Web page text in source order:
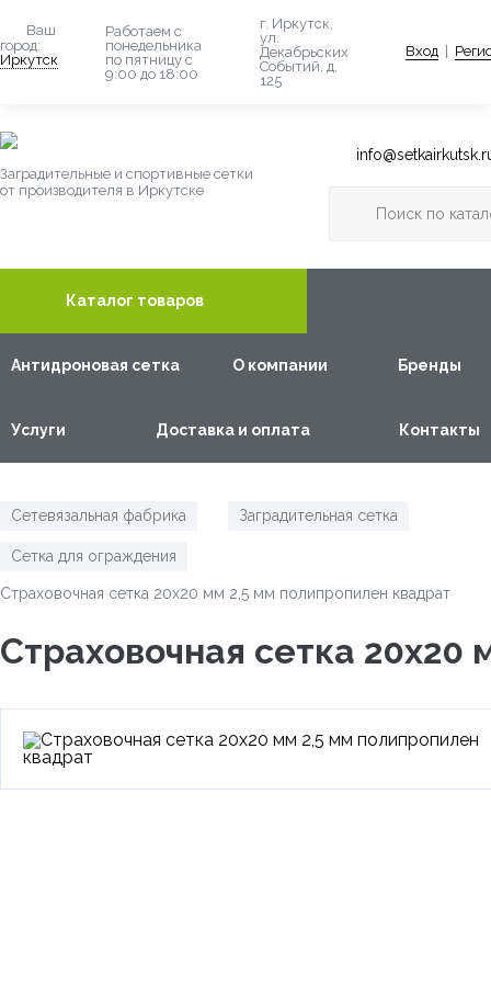
Ваш
город:
Иркутск
Работаем с
понедельника
по пятницу с
9:00 до 18:00
г. Иркутск,
ул.
Декабрьских
Событий, д.
125
Вход
Заградительные и спортивные сетки
от производителя в Иркутске
Каталог товаров
Антидроновая сетка О компании Бренды
Услуги Доставка и оплата Контакты
Сетевязальная фабрика Заградительная сетка
Сетка для ограждения
Страховочная сетка 20х20 мм 2,5 мм полипропилен квадрат
Страховочная сетка